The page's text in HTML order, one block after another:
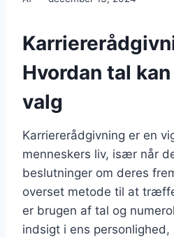
Hvordan tal
valg
Karriererådgivning er en
menneskers liv, især når
beslutninger om deres
overset metode til at
er brugen af tal og
indsigt i ens personlighed,